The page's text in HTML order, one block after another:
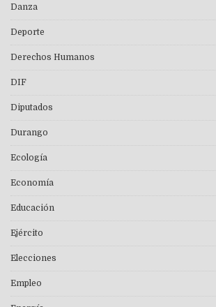
Danza
Deporte
Derechos Humanos
DIF
Diputados
Durango
Ecología
Economía
Educación
Ejército
Elecciones
Empleo